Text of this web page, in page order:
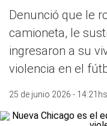
Denunció que le
camioneta, le
ingresaron a su
violencia en el
25 de junio 2026 - 14:21hs